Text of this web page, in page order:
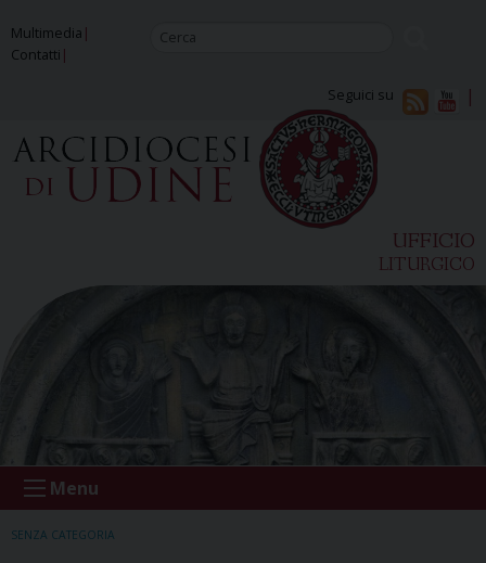
to
content
Multimedia
Contatti
Seguici su
UFFICIO
LITURGICO
Menu
SENZA CATEGORIA